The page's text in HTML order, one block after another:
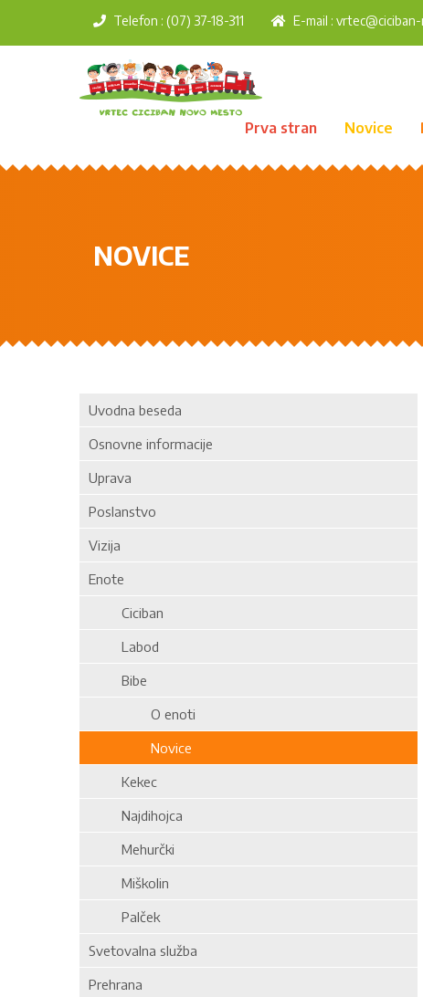
Telefon : (07) 37-18-311 E-mail : vrtec@ciciban-
Prva stran Novice
NOVICE
Uvodna beseda
Osnovne informacije
Uprava
Poslanstvo
Vizija
Enote
Ciciban
Labod
Bibe
O enoti
Novice
Kekec
Najdihojca
Mehurčki
Miškolin
Palček
Svetovalna služba
Prehrana